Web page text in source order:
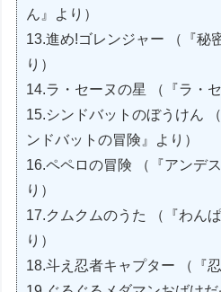
ん』より）
13.進め!ゴレンジャー （『秘
り）
14.ラ・セーヌの星 （『ラ・
15.シンドバットのぼうけん
ンドバットの冒険』より）
16.ペペロの冒険 （『アンデ
り）
17.クムクムのうた （『わん
り）
18.斗え忍者キャプター （『